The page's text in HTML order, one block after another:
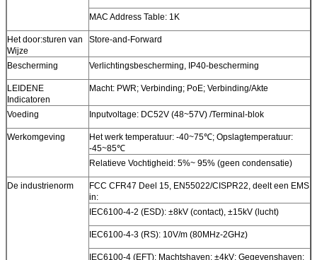
MAC Address Table: 1K
Het door:sturen van
Wijze
Store-and-Forward
Bescherming Verlichtingsbescherming, IP40-bescherming
LEIDENE
Indicatoren
Macht: PWR; Verbinding; PoE; Verbinding/Akte
Voeding Inputvoltage: DC52V (48~57V) /Terminal-blok
Werkomgeving
Het werk temperatuur: -40~75℃; Opslagtemperatuur:
-45~85℃
Relatieve Vochtigheid: 5%~ 95% (geen condensatie)
De industrienorm
FCC CFR47 Deel 15, EN55022/CISPR22, deelt een EMS
in:
IEC6100-4-2 (ESD): ±8kV (contact), ±15kV (lucht)
IEC6100-4-3 (RS): 10V/m (80MHz-2GHz)
IEC6100-4 (EFT): Machtshaven: ±4kV; Gegevenshaven: